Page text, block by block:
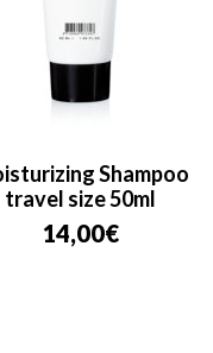
Shampoo
travel size 50ml
14,00€